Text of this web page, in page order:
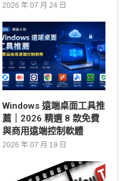
2026 年 07 月 24 日
Windows 遠端桌面工具推
薦｜2026 精選 8 款免費
與商用遠端控制軟體
2026 年 07 月 19 日